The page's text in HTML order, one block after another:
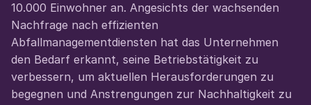
10.000 Einwohner an. Angesichts der wachsenden
Nachfrage nach effizienten
Abfallmanagementdiensten hat das Unternehmen
den Bedarf erkannt, seine Betriebstätigkeit zu
verbessern, um aktuellen Herausforderungen zu
begegnen und Anstrengungen zur Nachhaltigkeit zu